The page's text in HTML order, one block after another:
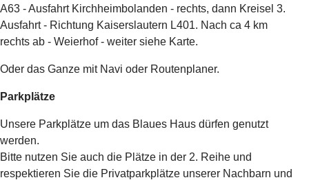
A63 - Ausfahrt Kirchheimbolanden - rechts, dann Kreisel 3.
Ausfahrt - Richtung Kaiserslautern L401. Nach ca 4 km
rechts ab - Weierhof - weiter siehe Karte.
Oder das Ganze mit Navi oder Routenplaner.
Parkplätze
Unsere Parkplätze um das Blaues Haus dürfen genutzt
werden.
Bitte nutzen Sie auch die Plätze in der 2. Reihe und
respektieren Sie die Privatparkplätze unserer Nachbarn und